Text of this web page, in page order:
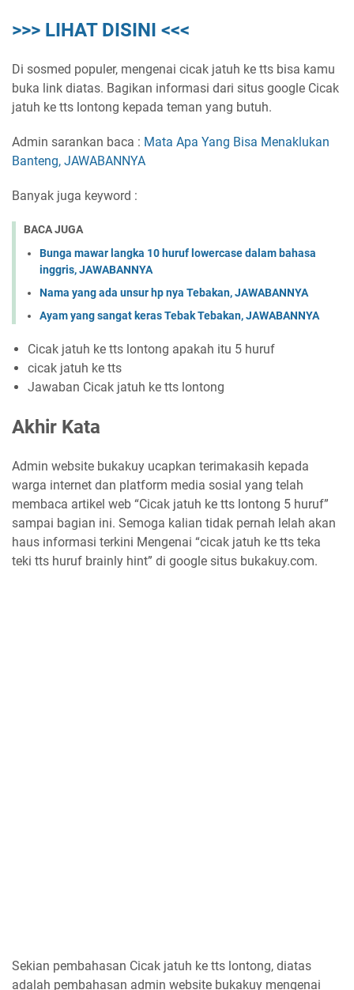
>>> LIHAT DISINI <<<
Di sosmed populer, mengenai cicak jatuh ke tts bisa kamu
buka link diatas. Bagikan informasi dari situs google Cicak
jatuh ke tts lontong kepada teman yang butuh.
Admin sarankan baca : Mata Apa Yang Bisa Menaklukan
Banteng, JAWABANNYA
Banyak juga keyword :
BACA JUGA
Bunga mawar langka 10 huruf lowercase dalam bahasa
inggris, JAWABANNYA
Nama yang ada unsur hp nya Tebakan, JAWABANNYA
Ayam yang sangat keras Tebak Tebakan, JAWABANNYA
Cicak jatuh ke tts lontong apakah itu 5 huruf
cicak jatuh ke tts
Jawaban Cicak jatuh ke tts lontong
Akhir Kata
Admin website bukakuy ucapkan terimakasih kepada
warga internet dan platform media sosial yang telah
membaca artikel web “Cicak jatuh ke tts lontong 5 huruf”
sampai bagian ini. Semoga kalian tidak pernah lelah akan
haus informasi terkini Mengenai “cicak jatuh ke tts teka
teki tts huruf brainly hint” di google situs bukakuy.com.
Sekian pembahasan Cicak jatuh ke tts lontong, diatas
adalah pembahasan admin website bukakuy mengenai